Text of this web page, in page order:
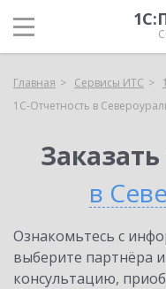
Главная Сервисы ИТС
1С-Отчетность в
в
Ознакомьтесь с
выберите партнёра
консультацию,